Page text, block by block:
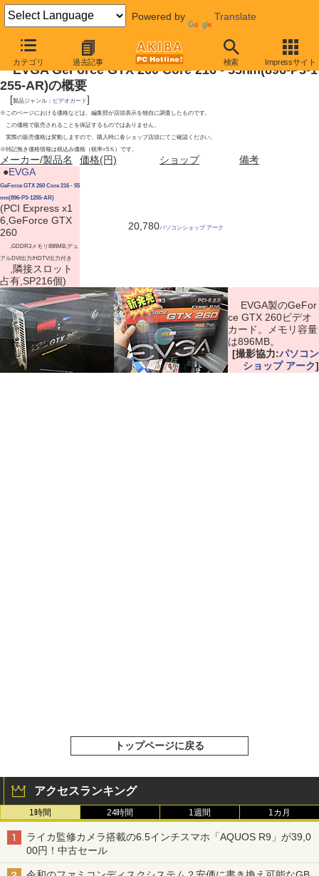
Powered by Translate
カテゴリ 過去記事 検索 Impressサイト
2010年1月9日号
EVGA GeForce GTX 260 Core 216 - 55nm(896-P3-1
255-AR)の概要
[製品ジャンル： ビデオカード]
※このページにおける価格などは、編集部が店頭表示を独自に調査したものです。
この価格で販売されることを保証するものではありません。
実際の販売価格は変動しますので、購入時に各ショップ店頭にてご確認ください。
※特記無き価格情報は税込み価格（税率=5％）です。
メーカー/製品名 価格(円) ショップ
備考
●EVGA
GeForce GTX 260 Core 216 - 55
nm(896-P3-1255-AR)
(PCI Express x1
6,GeForce GTX
260
,GDDR3メモリ896MB,デュ
アルDVI出力/HDTV出力付き
,隣接スロット
占有,SP216個)
20,780パソコンショップ アーク
EVGA製のGeFor
ce GTX 260ビデオ
カード。メモリ容量
は896MB。
[撮影協力:パソコン
ショップ アーク]
トップページに戻る
アクセスランキング
1時間 24時間 1週間 1カ月
ライカ監修カメラ搭載の6.5インチスマホ「AQUOS R9」が39,0
00円！中古セール